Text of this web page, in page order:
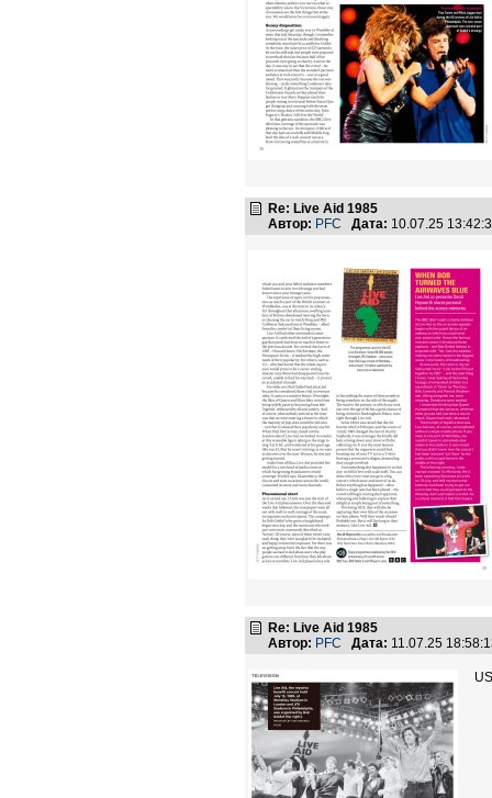
Re: Live Aid 1985
Автор: PFC Дата: 10.07.25
Re: Live Aid 1985
Автор: PFC Дата: 11.07.25